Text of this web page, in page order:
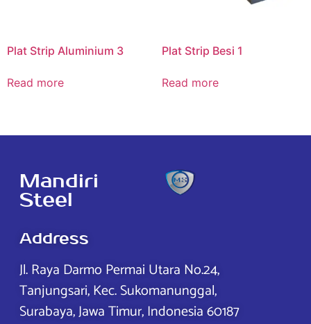
Plat Strip Aluminium 3
Read more
Plat Strip Besi 1
Read more
Mandiri
Steel
Address
Jl. Raya Darmo Permai Utara No.24,
Tanjungsari, Kec. Sukomanunggal,
Surabaya, Jawa Timur, Indonesia 60187